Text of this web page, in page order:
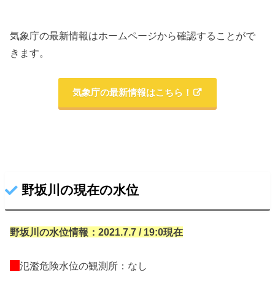
気象庁の最新情報はホームページから確認することがで
きます。
気象庁の最新情報はこちら！
野坂川の現在の水位
野坂川の水位情報：2021.7.7 / 19:0現在
氾濫危険水位の観測所：なし